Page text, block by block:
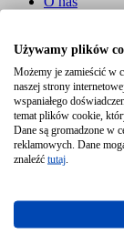
FAQ
Kontakt
Astra Automatyka
SR-5 BELIMO
Nazwa lub kod
Pokaż kategorie
Używamy plików
Możemy je zamieścić w
naszej strony
wspaniałego
temat plików cookie,
Dane są gromadzone w
reklamowych. Dane
znaleźć tutaj